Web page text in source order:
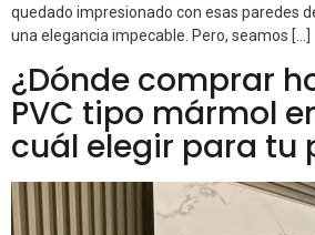
quedado impresionado con esas paredes
una elegancia impecable. Pero, seamos […]
¿Dónde comprar
PVC tipo mármol
cuál elegir para tu